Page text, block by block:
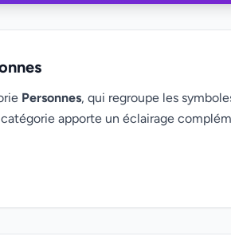
Personnes, qui regroupe les
apporte un éclairage